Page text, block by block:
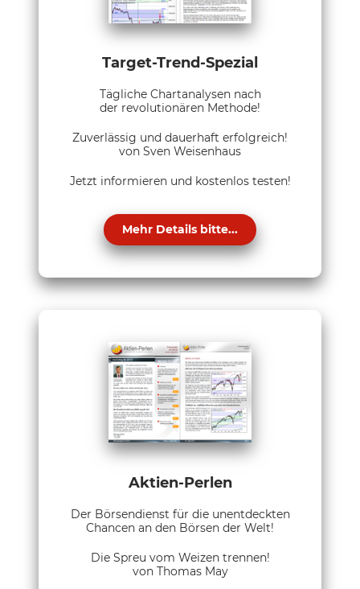
Target-Trend-Spezial
Tägliche Chartanalysen nach
der revolutionären Methode!
Zuverlässig und dauerhaft erfolgreich!
von Sven Weisenhaus
Jetzt informieren und kostenlos testen!
Mehr Details bitte...
Aktien-Perlen
Der Börsendienst für die unentdeckten
Chancen an den Börsen der Welt!
Die Spreu vom Weizen trennen!
von Thomas May